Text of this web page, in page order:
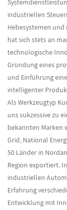
industriellen
Hebesystemen
hat sich stets an
technologische
Gründung eines
und Einführung
intelligenter
AlsWerkzeugtyp
uns sukzessive zu
bekannten Marken
Grid, National
50 Länder in
Region exportiert.
industriellen
Erfahrung
Entwicklung mit